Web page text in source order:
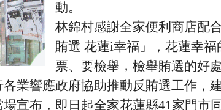
動。
林錦村感謝全家便利商店配
賄選 花蓮i幸福」，花蓮幸
票、要檢舉，檢舉賄選的好
業響應政府協助推動反賄選工作，
宣布，即日起全家花蓮縣41 家門市